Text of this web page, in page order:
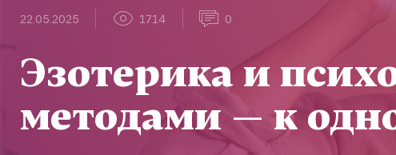
22.05.2025 1714 0
Эзотерика и
методами — к